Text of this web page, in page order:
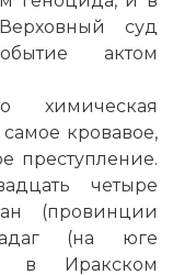
суд
актом
химическая
кровавое,
преступление.
четыре
(провинции
(на юге
в Иракском